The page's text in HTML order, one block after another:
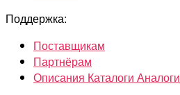
Поддержка:
Поставщикам
Партнёрам
Описания Каталоги Аналоги